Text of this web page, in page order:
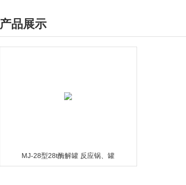
产品展示
MJ-28型28t酶解罐 反应锅、罐